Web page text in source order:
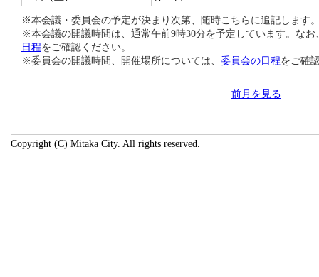
※本会議・委員会の予定が決まり次第、随時こちらに追記します
※本会議の開議時間は、通常午前9時30分を予定しています。な
日程をご確認ください。
※委員会の開議時間、開催場所については、 委員会の日程をご確
前月を見る
Copyright (C) Mitaka City. All rights reserved.